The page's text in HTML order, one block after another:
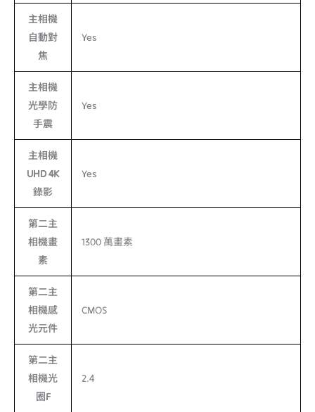
主相機
自動對
焦
Yes
主相機
光學防
手震
Yes
主相機
UHD 4K
錄影
Yes
第二主
相機畫
素
1300 萬畫素
第二主
相機感
光元件
CMOS
第二主
相機光
圈F
2.4